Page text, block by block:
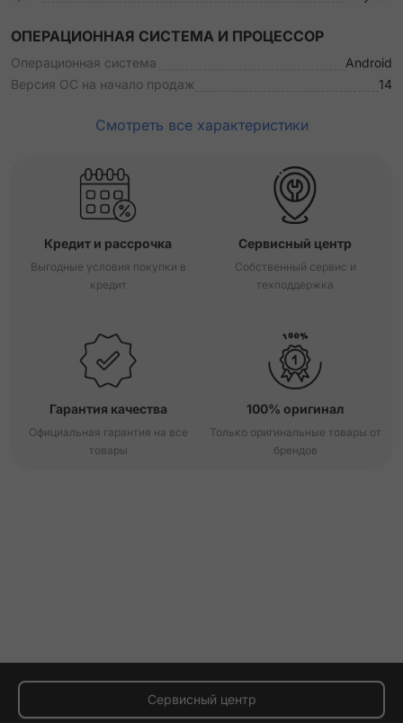
ОПЕРАЦИОННАЯ СИСТЕМА И ПРОЦЕССОР
Операционная система
Android
Версия ОС на начало продаж
14
Смотреть все характеристики
Кредит и рассрочка
Выгодные условия покупки в
кредит
Сервисный центр
Собственный сервис и
техподдержка
Гарантия качества
Официальная гарантия на все
товары
100% оригинал
Только оригинальные товары от
брендов
Сервисный центр